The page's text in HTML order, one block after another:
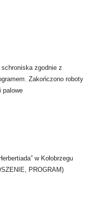
schroniska zgodnie z
Zakończono roboty
palowe
w Kołobrzegu
PROGRAM)